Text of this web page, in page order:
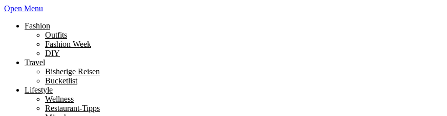
Open Menu
Fashion
Outfits
Fashion Week
DIY
Travel
Bisherige Reisen
Bucketlist
Lifestyle
Wellness
Restaurant-Tipps